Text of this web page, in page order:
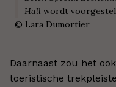
Hall wordt
© Lara Dumortier
Daarnaast zou het
toeristische